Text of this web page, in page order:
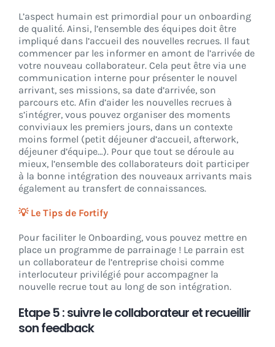
L’aspect humain est primordial pour un onboarding
de qualité. Ainsi, l’ensemble des équipes doit être
impliqué dans l’accueil des nouvelles recrues. Il faut
commencer par les informer en amont de l’arrivée de
votre nouveau collaborateur. Cela peut être via une
communication interne pour présenter le nouvel
arrivant, ses missions, sa date d’arrivée, son
parcours etc. Afin d’aider les nouvelles recrues à
s’intégrer, vous pouvez organiser des moments
conviviaux les premiers jours, dans un contexte
moins formel (petit déjeuner d’accueil, afterwork,
déjeuner d’équipe…). Pour que tout se déroule au
mieux, l’ensemble des collaborateurs doit participer
à la bonne intégration des nouveaux arrivants mais
également au transfert de connaissances.
💡 Le Tips de Fortify
Pour faciliter le Onboarding, vous pouvez mettre en
place un programme de parrainage ! Le parrain est
un collaborateur de l’entreprise choisi comme
interlocuteur privilégié pour accompagner la
nouvelle recrue tout au long de son intégration.
Etape 5 : suivre le collaborateur et recueillir
son feedback